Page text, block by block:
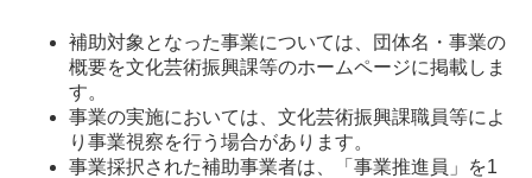
補助対象となった事業については、団体名・事業の
概要を文化芸術振興課等のホームページに掲載しま
す。
事業の実施においては、文化芸術振興課職員等によ
り事業視察を行う場合があります。
事業採択された補助事業者は、「事業推進員」を1